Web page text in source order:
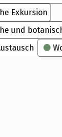
Exkursion
und